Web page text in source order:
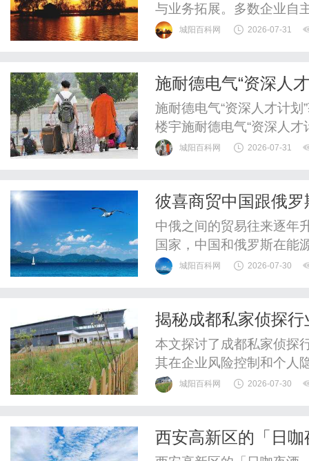
与业务拓展。多数企业自
无序、流量质量不稳定、
与预算分配逻辑。俐麸科
城阳百科网 2026-07-31
施耐德电气“资深人
灯塔”
施耐德电气“资深人才计划
楼宇施耐德电气“资深人
来灯塔
经...
城阳百科网 2026-07-31
彼喜商贸中国跟俄
中俄之间的贸易往来逐年
国家，中国和俄罗斯在能
度绑定、协同发展。双边
城阳百科网 2026-07-30
揭秘成都私家侦探
本文探讨了成都私家侦探
其在企业风险控制和个人
势。城阳百科网 2026-07-30
西安高新区的「日